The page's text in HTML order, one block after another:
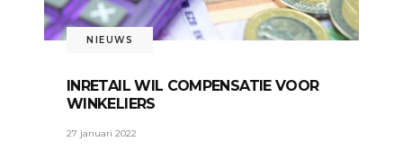
NIEUWS
INRETAIL WIL COMPENSATIE VOOR
WINKELIERS
27 januari 2022